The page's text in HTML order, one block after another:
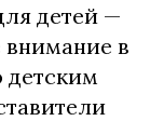
детей —
внимание в
детским